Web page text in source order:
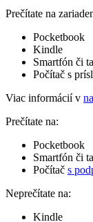
Prečítate na
Pocketbook
Kindle
Smartfón či
Počítač s
Viac informácií v
Prečítate na:
Pocketbook
Smartfón či
Počítač s
Neprečítate na:
Kindle